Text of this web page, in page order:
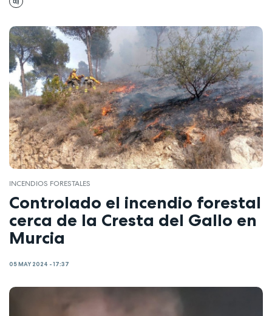
INCENDIOS FORESTALES
Controlado el incendio forestal
cerca de la Cresta del Gallo en
Murcia
05 MAY 2024 - 17:37